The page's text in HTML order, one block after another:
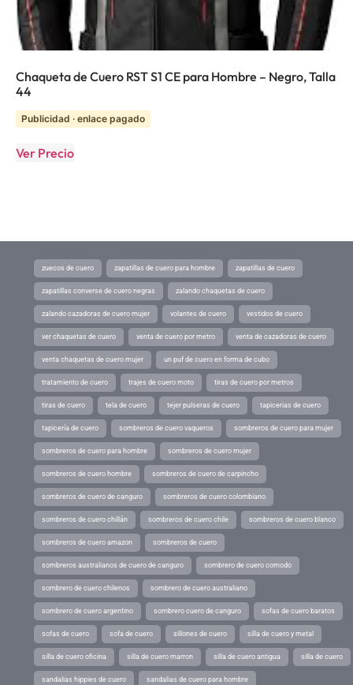
Chaqueta de Cuero RST S1 CE para Hombre – Negro, Talla
44
Publicidad · enlace pagado
Ver Precio
zuecos de cuero zapatillas de cuero para hombre zapatillas de cuero
zapatillas converse de cuero negras zalando chaquetas de cuero
zalando cazadoras de cuero mujer volantes de cuero vestidos de cuero
ver chaquetas de cuero venta de cuero por metro venta de cazadoras de cuero
venta chaquetas de cuero mujer un puf de cuero en forma de cubo
tratamiento de cuero trajes de cuero moto tiras de cuero por metros
tiras de cuero tela de cuero tejer pulseras de cuero tapicerias de cuero
tapicería de cuero sombreros de cuero vaqueros sombreros de cuero para mujer
sombreros de cuero para hombre sombreros de cuero mujer
sombreros de cuero hombre sombreros de cuero de carpincho
sombreros de cuero de canguro sombreros de cuero colombiano
sombreros de cuero chillán sombreros de cuero chile sombreros de cuero blanco
sombreros de cuero amazon sombreros de cuero
sombreros australianos de cuero de canguro sombrero de cuero comodo
sombrero de cuero chilenos sombrero de cuero australiano
sombrero de cuero argentino sombrero cuero de canguro sofas de cuero baratos
sofas de cuero sofa de cuero sillones de cuero silla de cuero y metal
silla de cuero oficina silla de cuero marron silla de cuero antigua silla de cuero
sandalias hippies de cuero sandalias de cuero para hombre